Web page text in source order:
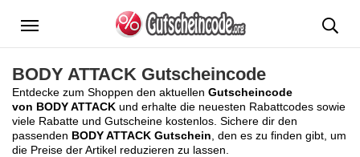
Menü
BODY ATTACK Gutscheincode
Entdecke zum Shoppen den aktuellen Gutscheincode
von BODY ATTACK und erhalte die neuesten Rabattcodes sowie
viele Rabatte und Gutscheine kostenlos. Sichere dir den
passenden BODY ATTACK Gutschein , den es zu finden gibt, um
die Preise der Artikel reduzieren zu lassen.